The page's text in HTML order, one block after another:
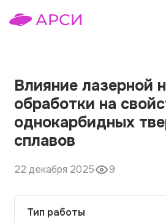
Темы работ
О сервисе
О компании
Порядок оплаты
Контакты
Влияние лазерной
обработки на
однокарбидных
сплавов
22 декабря 2025 9
Тип работы